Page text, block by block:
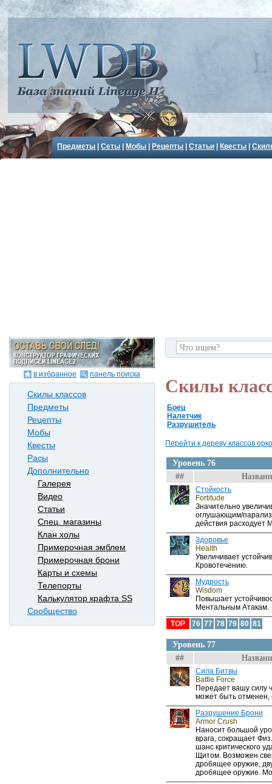
Предметы |Сеты Мобы Рецепты |Статьи Квесты |
в избранное панель поиска
Скилы классов
Предметы
Рецепты
Мобы
Квесты
Расы
Дополнительно
Галерея
Видео
Статьи
Спец. магазины
Клан холы
Примерочная эмблем
Примерочная брони
Карты и схемы
Телепорты
Калькулятор крафта SS
Сообщество
Скилы
Боец
Налетчик
Разрушитель
Перейти к дереву классов
Уровень 76
##
Стойкость
Fortitude
Значительно
оглушающим/
действия расходует
Здоровье
Health
Увеличивает
Кровотечению.
Мудрость
Wisdom
Повышает
Ментальным Атакам.
TOP
76 77 78 79 80 81
Уровень 77
##
Сила Битвы
Battle Force
Передает вашу силу
может быть отменен,
Разрушение Брони
Armor Crush
Наносит большой
врага, сокращает
шанс критического
Щитом. Возможен
дробящее оружие,
дробящее оружие.